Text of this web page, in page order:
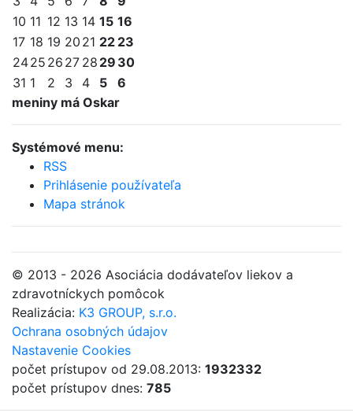
10 11 12 13 14 15 16
17 18 19 20 21 22 23
2425 26 27 28 29 30
31 1 2 3 4 5
6
meniny má Oskar
Systémové menu:
RSS
Prihlásenie používateľa
Mapa stránok
© 2013 - 2026 Asociácia dodávateľov liekov a
zdravotníckych pomôcok
Realizácia: K3 GROUP, s.r.o.
Ochrana osobných údajov
Nastavenie Cookies
počet prístupov od 29.08.2013: 1932332
počet prístupov dnes: 785